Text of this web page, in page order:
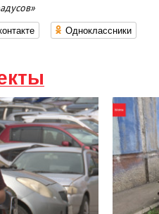
Одноклассники